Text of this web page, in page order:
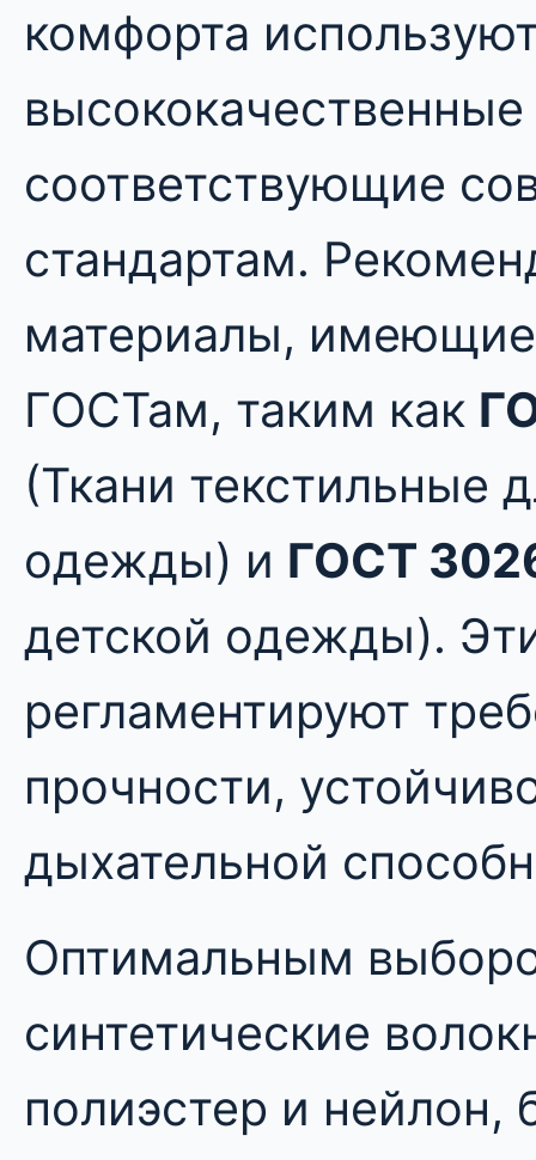
комфорта
высококачественные
соответствующие
стандартам.
материалы,
ГОСТам, таким как
(Ткани текстильные
одежды) и ГОСТ
детской одежды).
регламентируют
прочности,
дыхательной
Оптимальным
синтетические
полиэстер и нейлон,